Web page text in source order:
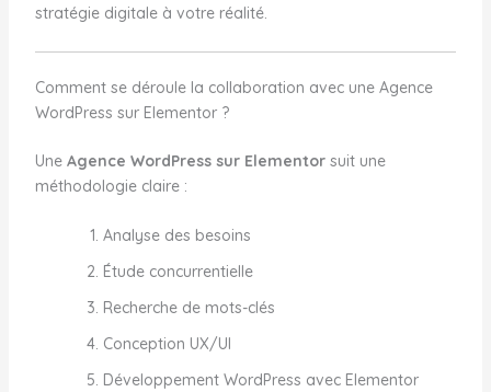
stratégie digitale à votre réalité.
Comment se déroule la collaboration avec une Agence
WordPress sur Elementor ?
Une Agence WordPress sur Elementorsuit une
méthodologie claire :
Analyse des besoins
Étude concurrentielle
Recherche de mots-clés
Conception UX/UI
Développement WordPress avec Elementor